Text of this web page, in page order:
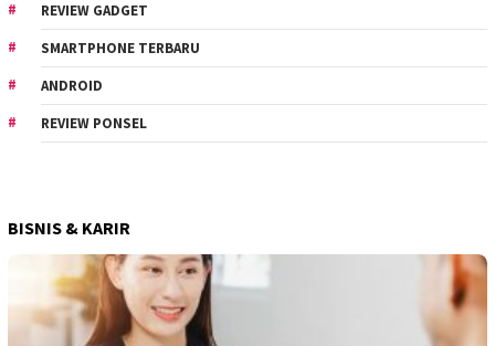
REVIEW GADGET
SMARTPHONE TERBARU
ANDROID
REVIEW PONSEL
BISNIS & KARIR